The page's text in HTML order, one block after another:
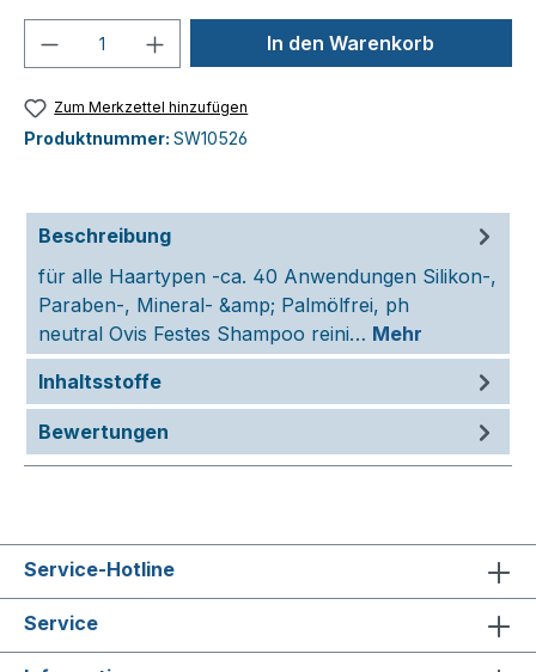
Produkt Anzahl: Gib denIn den Warenkorb
Zum Merkzettel hinzufügen
Produktnummer: SW10526
Beschreibung
für alle Haartypen -ca. 40 Anwendungen Silikon-,
Paraben-, Mineral- &amp; Palmölfrei, ph
neutral Ovis Festes Shampoo reini… Mehr
Inhaltsstoffe
Bewertungen
Service-Hotline
Service